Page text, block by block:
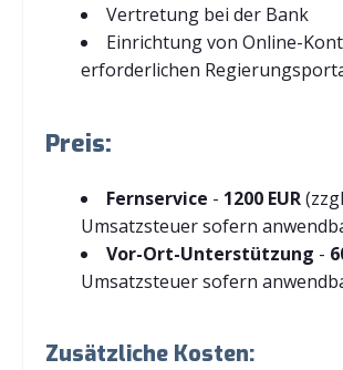
Vertretung bei der Bank
Einrichtung von Online-
erforderlichen
Preis:
Fernservice - 1200 EUR
Umsatzsteuer sofern
Vor-Ort-Unterstützung -
Umsatzsteuer sofern
Zusätzliche Kosten: